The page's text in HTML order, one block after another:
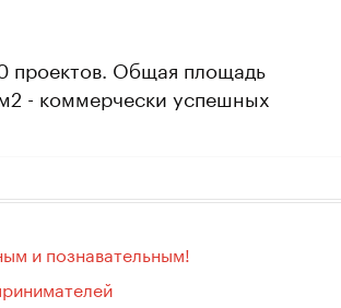
проектов. Общая площадь
- коммерчески успешных
и познавательным!